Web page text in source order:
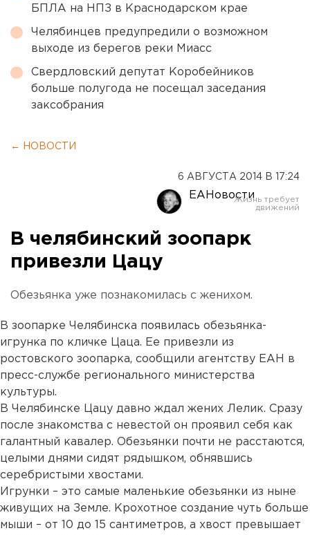
БПЛА на НПЗ в Краснодарском крае
Челябинцев предупредили о возможном
выходе из берегов реки Миасс
Свердловский депутат Коробейников
больше полугода не посещал заседания
заксобрания
← НОВОСТИ
6 АВГУСТА 2014 В 17:24
ЕАНовости
В челябинский зоопарк
привезли Цацу
Обезьянка уже познакомилась с женихом.
В зоопарке Челябинска появилась обезьянка-
игрунка по кличке Цаца. Ее привезли из
ростовского зоопарка, сообщили агентству ЕАН в
пресс-службе регионального министерства
культуры.
В Челябинске Цацу давно ждал жених Лелик. Сразу
после знакомства с невестой он проявил себя как
галантный кавалер. Обезьянки почти не расстаются,
целыми днями сидят рядышком, обнявшись
серебристыми хвостами.
Игрунки – это самые маленькие обезьянки из ныне
живущих на Земле. Крохотное создание чуть больше
мыши – от 10 до 15 сантиметров, а хвост превышает